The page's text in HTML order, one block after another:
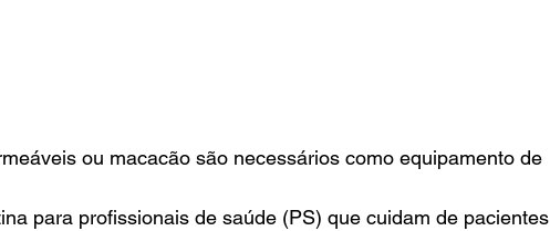
ou macacão são necessários como equipamento de
para profissionais de saúde (PS) que cuidam de pacientes